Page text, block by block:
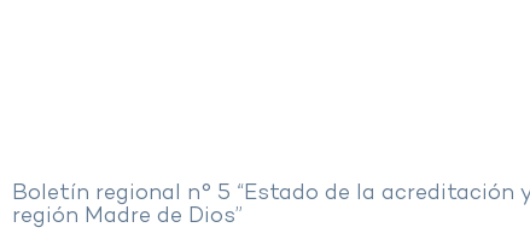
Boletín regional n° 5 “Estado de la
región Madre de Dios”